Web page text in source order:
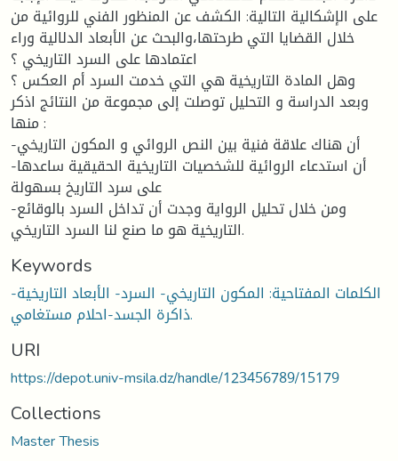
على الإشكالية التالية: الكشف عن المنظور الفني للروائية من
خلال القضايا التي طرحتها،والبحث عن الأبعاد الدلالية وراء
اعتمادها على السرد التاريخي ؟
وهل المادة التاريخية هي التي خدمت السرد أم العكس ؟
وبعد الدراسة و التحليل توصلت إلى مجموعة من النتائج اذكر
منها :
-أن هناك علاقة فنية بين النص الروائي و المكون التاريخي
-أن استدعاء الروائية للشخصيات التاريخية الحقيقية ساعدها
على سرد التاريخ بسهولة
-ومن خلال تحليل الرواية وجدت أن تداخل السرد بالوقائع
التاريخية هو ما صنع لنا السرد التاريخي.
Keywords
الكلمات المفتاحية: المكون التاريخي- السرد- الأبعاد التاريخية-
ذاكرة الجسد-احلام مستغامي.
URI
https://depot.univ-msila.dz/handle/123456789/15179
Collections
Master Thesis